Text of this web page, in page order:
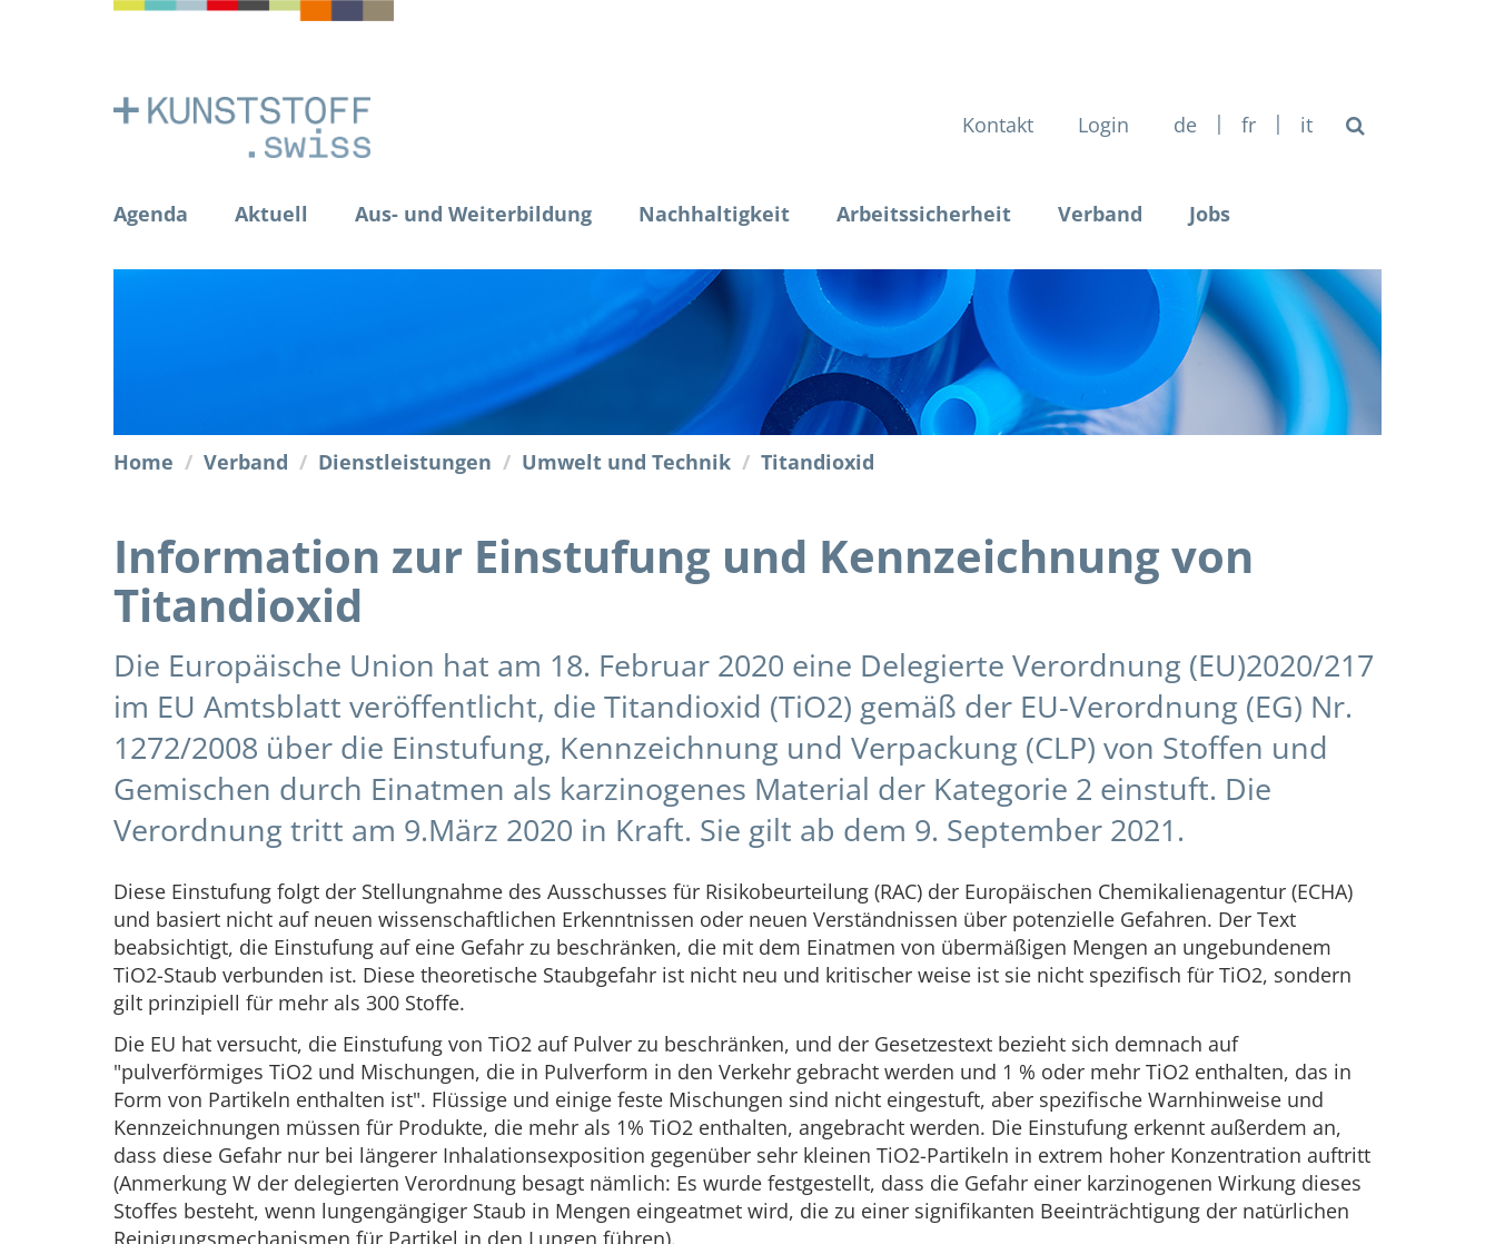
Kontakt Login de | fr | it
Agenda Aktuell Aus- und Weiterbildung Nachhaltigkeit Arbeitssicherheit Verband Jobs
Home Verband Dienstleistungen Umwelt und Technik Titandioxid
Information zur Einstufung und Kennzeichnung von
Titandioxid
Die Europäische Union hat am 18. Februar 2020 eine Delegierte Verordnung (EU)2020/217
im EU Amtsblatt veröffentlicht, die Titandioxid (TiO2) gemäß der EU-Verordnung (EG) Nr.
1272/2008 über die Einstufung, Kennzeichnung und Verpackung (CLP) von Stoffen und
Gemischen durch Einatmen als karzinogenes Material der Kategorie 2 einstuft. Die
Verordnung tritt am 9.März 2020 in Kraft. Sie gilt ab dem 9. September 2021.
Diese Einstufung folgt der Stellungnahme des Ausschusses für Risikobeurteilung (RAC) der Europäischen Chemikalienagentur (ECHA)
und basiert nicht auf neuen wissenschaftlichen Erkenntnissen oder neuen Verständnissen über potenzielle Gefahren. Der Text
beabsichtigt, die Einstufung auf eine Gefahr zu beschränken, die mit dem Einatmen von übermäßigen Mengen an ungebundenem
TiO2-Staub verbunden ist. Diese theoretische Staubgefahr ist nicht neu und kritischer weise ist sie nicht spezifisch für TiO2, sondern
gilt prinzipiell für mehr als 300 Stoffe.
Die EU hat versucht, die Einstufung von TiO2 auf Pulver zu beschränken, und der Gesetzestext bezieht sich demnach auf
"pulverförmiges TiO2 und Mischungen, die in Pulverform in den Verkehr gebracht werden und 1 % oder mehr TiO2 enthalten, das in
Form von Partikeln enthalten ist". Flüssige und einige feste Mischungen sind nicht eingestuft, aber spezifische Warnhinweise und
Kennzeichnungen müssen für Produkte, die mehr als 1% TiO2 enthalten, angebracht werden. Die Einstufung erkennt außerdem an,
dass diese Gefahr nur bei längerer Inhalationsexposition gegenüber sehr kleinen TiO2-Partikeln in extrem hoher Konzentration auftritt
(Anmerkung W der delegierten Verordnung besagt nämlich: Es wurde festgestellt, dass die Gefahr einer karzinogenen Wirkung dieses
Stoffes besteht, wenn lungengängiger Staub in Mengen eingeatmet wird, die zu einer signifikanten Beeinträchtigung der natürlichen
Reinigungsmechanismen für Partikel in den Lungen führen).